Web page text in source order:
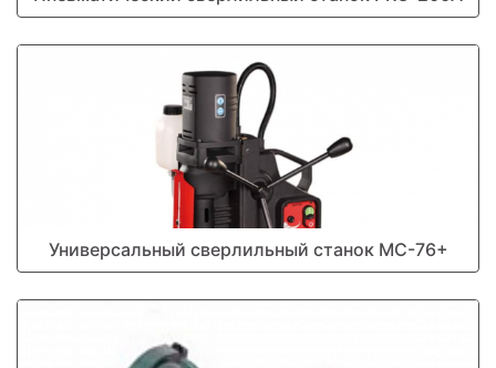
Универсальный сверлильный станок МС-76+